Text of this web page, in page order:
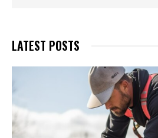
LATEST POSTS